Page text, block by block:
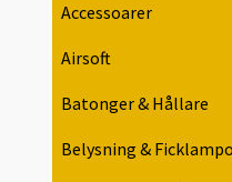
Accessoarer
Airsoft
Batonger & Hållare
Belysning &